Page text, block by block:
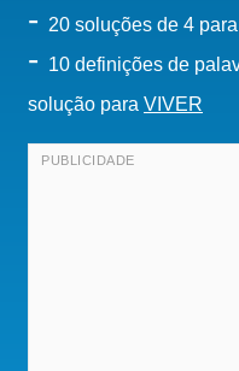
- 20 soluções de 4
- 10 definições de
solução para VIVER